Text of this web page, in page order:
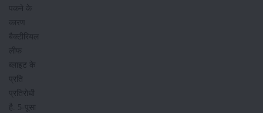
पकने के
कारण
बैक्टीरियल
लीफ
ब्लाइट के
प्रति
प्रतिरोधी
है. 5-पूसा